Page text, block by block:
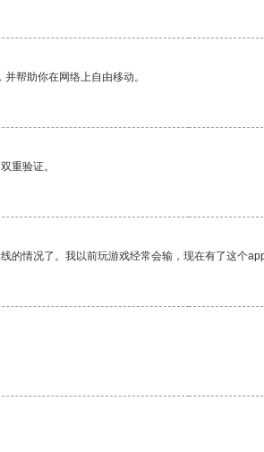
帮助你在网络上自由移动。
重验证。
情况了。我以前玩游戏经常会输，现在有了这个